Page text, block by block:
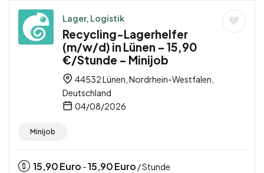
Lager, Logistik
Recycling-Lagerhelfer
(m/w/d) in Lünen – 15,90
€/Stunde – Minijob
44532 Lünen, Nordrhein-Westfalen,
Deutschland
04/08/2026
Minijob
15,90Euro -15,90Euro / Stunde